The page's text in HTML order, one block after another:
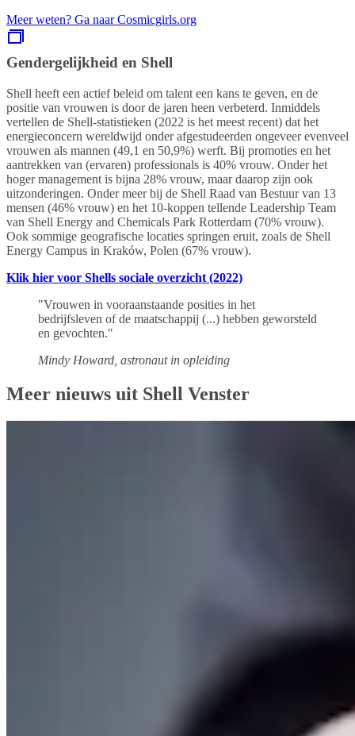
Meer weten? Ga naar Cosmicgirls.org
Gendergelijkheid en Shell
Shell heeft een actief beleid om talent een kans te geven, en de
positie van vrouwen is door de jaren heen verbeterd. Inmiddels
vertellen de Shell-statistieken (2022 is het meest recent) dat het
energieconcern wereldwijd onder afgestudeerden ongeveer evenveel
vrouwen als mannen (49,1 en 50,9%) werft. Bij promoties en het
aantrekken van (ervaren) professionals is 40% vrouw. Onder het
hoger management is bijna 28% vrouw, maar daarop zijn ook
uitzonderingen. Onder meer bij de Shell Raad van Bestuur van 13
mensen (46% vrouw) en het 10-koppen tellende Leadership Team
van Shell Energy and Chemicals Park Rotterdam (70% vrouw).
Ook sommige geografische locaties springen eruit, zoals de Shell
Energy Campus in Kraków, Polen (67% vrouw).
Klik hier voor Shells sociale overzicht (2022)
"Vrouwen in vooraanstaande posities in het
bedrijfsleven of de maatschappij (...) hebben geworsteld
en gevochten."
Mindy Howard, astronaut in opleiding
Meer nieuws uit Shell Venster